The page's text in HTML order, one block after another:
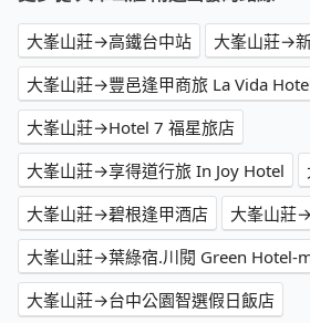
大峯山莊→高鐵台中站
大峯山莊→
大峯山莊→豐邑逢甲商旅 La Vida
大峯山莊→Hotel 7 福星旅店
大峯山莊→享得道行旅 In Joy Hotel
大峯山莊→碧根逢甲酒店
大峯山莊
大峯山莊→葉綠宿.川閱 Green Hotel-
大峯山莊→台中公園智選假日飯店